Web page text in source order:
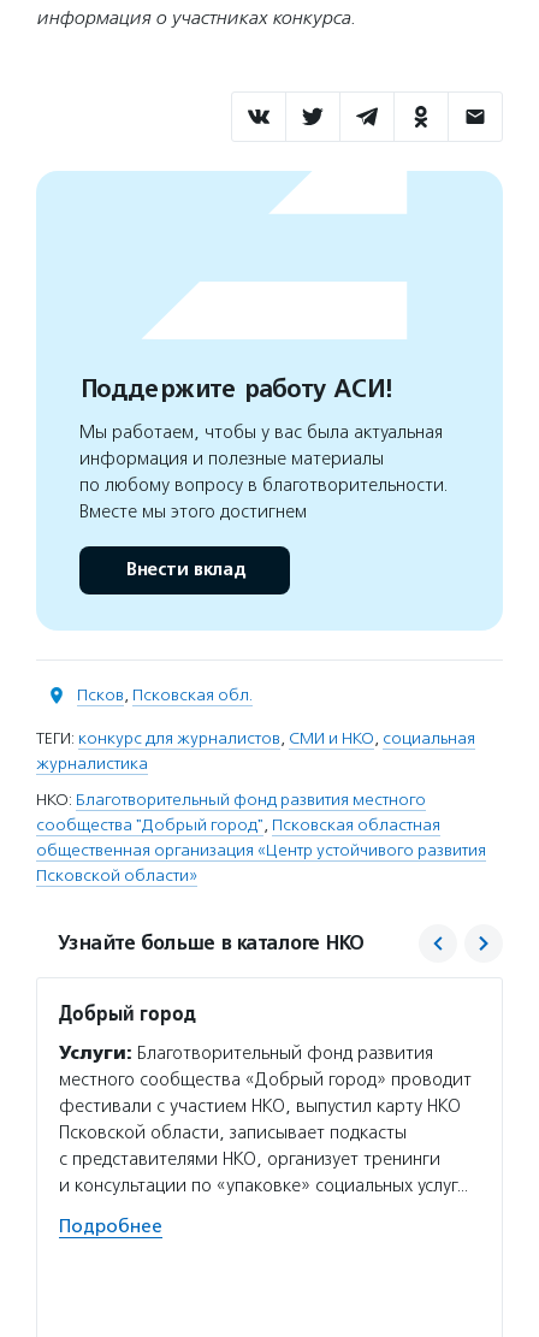
информация о участниках конкурса.
Поддержите работу АСИ!
Мы работаем, чтобы у вас была актуальная
информация и полезные материалы
по любому вопросу в благотворительности.
Вместе мы этого достигнем
Внести вклад
Псков, Псковская обл.
ТЕГИ: конкурс для журналистов, СМИ и НКО, социальная
журналистика
НКО: Благотворительный фонд развития местного
сообщества "Добрый город", Псковская областная
общественная организация «Центр устойчивого развития
Псковской области»
Узнайте больше в каталоге НКО
Добрый город
Услуги: Благотворительный фонд развития
местного сообщества «Добрый город» проводит
фестивали с участием НКО, выпустил карту НКО
Псковской области, записывает подкасты
с представителями НКО, организует тренинги
и консультации по «упаковке» социальных услуг…
Подробнее